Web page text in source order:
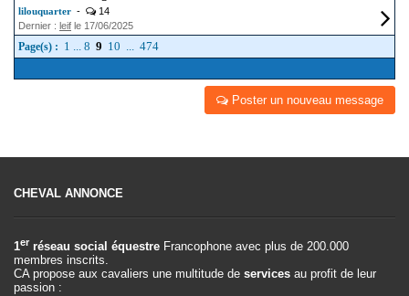
lilouquarter -
14
Dernier : leif le 17/06/2025
Page(s) : 1 ... 8 9 10 ... 474
Poster un nouveau message
CHEVAL ANNONCE
1er réseau social équestre Francophone avec plus de 200.000
membres inscrits.
CA propose aux cavaliers une multitude de services au profit de leur
passion :